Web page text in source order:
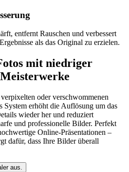
entfernt Rauschen und verbessert
als das Original zu erzielen.
mit niedriger
oder verschwommenen
System erhöht die Auflösung um das
wieder her und reduziert
und professionelle Bilder. Perfekt
Online-Präsentationen –
dafür, dass Ihre Bilder überall
aus.